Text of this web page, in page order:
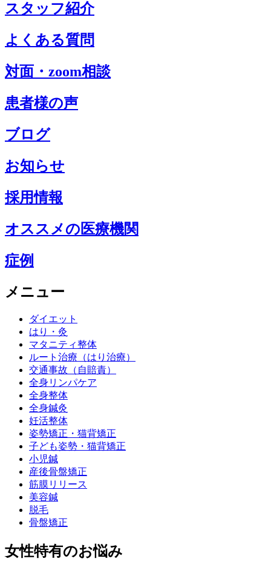
スタッフ紹介
よくある質問
対面・zoom相談
患者様の声
ブログ
お知らせ
採用情報
オススメの医療機関
症例
メニュー
ダイエット
はり・灸
マタニティ整体
ルート治療（はり治療）
交通事故（自賠責）
全身リンパケア
全身整体
全身鍼灸
妊活整体
姿勢矯正・猫背矯正
子ども姿勢・猫背矯正
小児鍼
産後骨盤矯正
筋膜リリース
美容鍼
脱毛
骨盤矯正
女性特有のお悩み